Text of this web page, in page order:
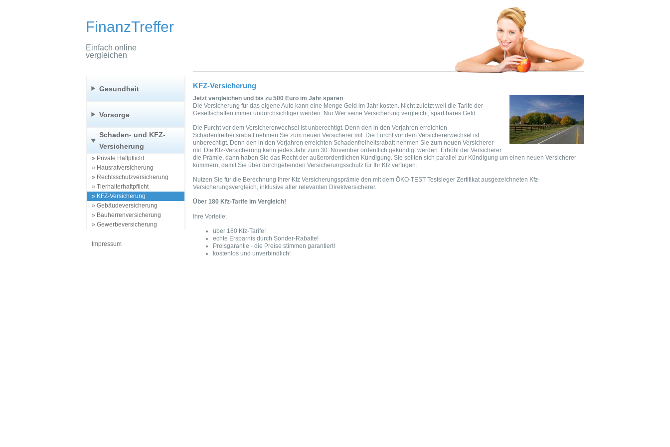
FinanzTreffer
Einfach online
vergleichen
Gesundheit
Vorsorge
Schaden- und KFZ-
Versicherung
» Private Haftpflicht
» Hausratversicherung
» Rechtsschutzversicherung
» Tierhalterhaftpflicht
» KFZ-Versicherung
» Gebäudeversicherung
» Bauherrenversicherung
» Gewerbeversicherung
Impressum
KFZ-Versicherung
Jetzt vergleichen und bis zu 500 Euro im Jahr sparen
Die Versicherung für das eigene Auto kann eine Menge Geld im Jahr kosten. Nicht zuletzt weil die Tarife der
Gesellschaften immer undurchsichtiger werden. Nur Wer seine Versicherung vergleicht, spart bares Geld.
Die Furcht vor dem Versichererwechsel ist unberechtigt. Denn den in den Vorjahren erreichten
Schadenfreiheitsrabatt nehmen Sie zum neuen Versicherer mit. Die Furcht vor dem Versichererwechsel ist
unberechtigt. Denn den in den Vorjahren erreichten Schadenfreiheitsrabatt nehmen Sie zum neuen Versicherer
mit. Die Kfz-Versicherung kann jedes Jahr zum 30. November ordentlich gekündigt werden. Erhöht der Versicherer
die Prämie, dann haben Sie das Recht der außerordentlichen Kündigung. Sie sollten sich parallel zur Kündigung um einen neuen Versicherer
kümmern, damit Sie über durchgehenden Versicherungsschutz für Ihr Kfz verfügen.
Nutzen Sie für die Berechnung Ihrer Kfz Versicherungsprämie den mit dem ÖKO-TEST Testsieger Zertifikat ausgezeichneten Kfz-
Versicherungsvergleich, inklusive aller relevanten Direktversicherer.
Über 180 Kfz-Tarife im Vergleich!
Ihre Vorteile:
über 180 Kfz-Tarife!
echte Ersparnis durch Sonder-Rabatte!
Preisgarantie - die Preise stimmen garantiert!
kostenlos und unverbindlich!